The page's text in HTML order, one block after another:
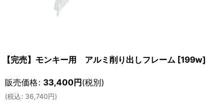
【完売】モンキー用 アルミ削り出しフレーム [199w]
販売価格: 33,400円(税別)
(税込: 36,740円)